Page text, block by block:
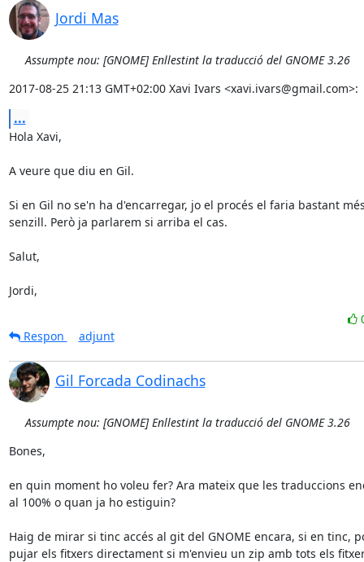
Jordi Mas
Assumpte nou: [GNOME] Enllestint la traducció del GNOME 3.26
2017-08-25 21:13 GMT+02:00 Xavi Ivars <xavi.ivars@gmail.com>:
...
Hola Xavi,
A veure que diu en Gil.
Si en Gil no se'n ha d'encarregar, jo el procés el faria bastant
senzill. Però ja parlarem si arriba el cas.
Salut,
Jordi,
Respon
adjunt
Gil Forcada Codinachs
Assumpte nou: [GNOME] Enllestint la traducció del GNOME 3.26
Bones,
en quin moment ho voleu fer? Ara mateix que les traduccions
al 100% o quan ja ho estiguin?
Haig de mirar si tinc accés al git del GNOME encara, si en tinc,
pujar els fitxers directament si m'envieu un zip amb tots els